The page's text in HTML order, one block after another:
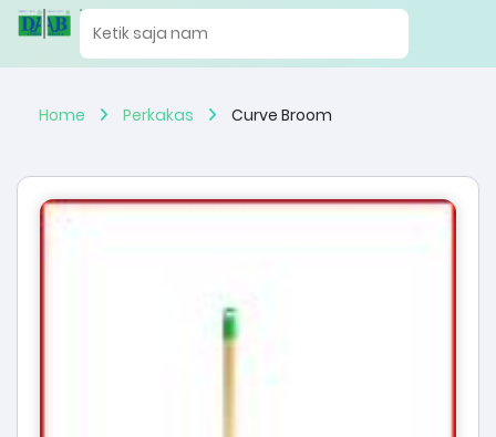
Home Perkakas Curve Broom